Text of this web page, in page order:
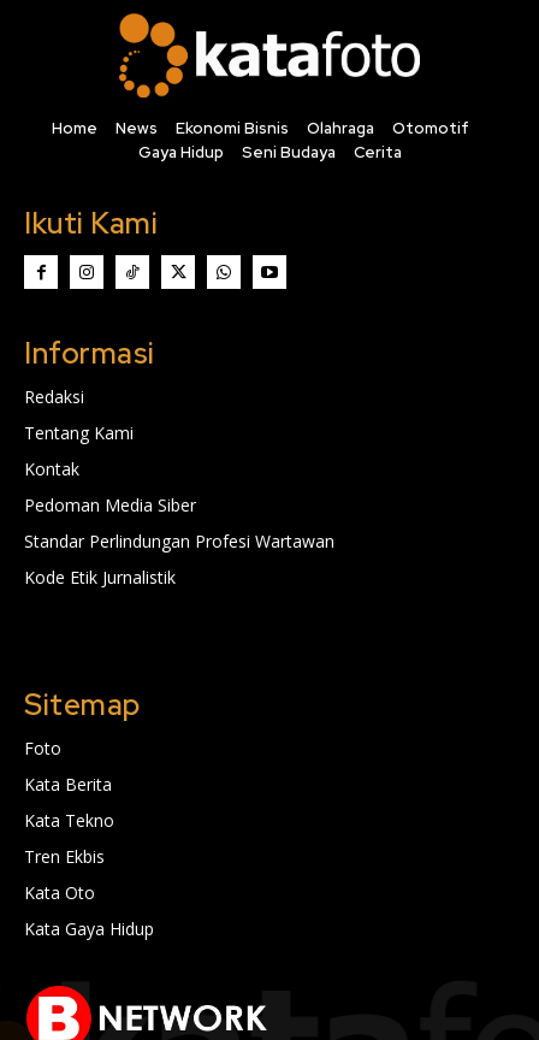
Home News Ekonomi Bisnis Olahraga
Otomotif
Gaya Hidup
Seni Budaya Cerita
Ikuti Kami
Informasi
Redaksi
Tentang Kami
Kontak
Pedoman Media Siber
Standar Perlindungan Profesi Wartawan
Kode Etik Jurnalistik
Sitemap
Foto
Kata Berita
Kata Tekno
Tren Ekbis
Kata Oto
Kata Gaya Hidup